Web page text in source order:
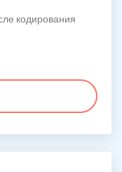
кодирования